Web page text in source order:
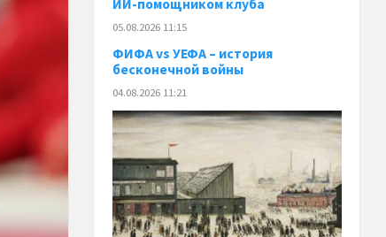
ИИ-помощником клуба
05.08.2026 11:15
ФИФА vs УЕФА – история
бесконечной войны
04.08.2026 11:21